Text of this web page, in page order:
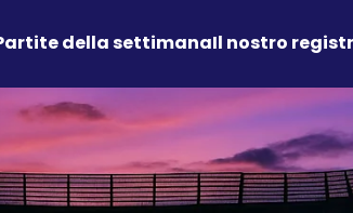
della settimanaIl nostro